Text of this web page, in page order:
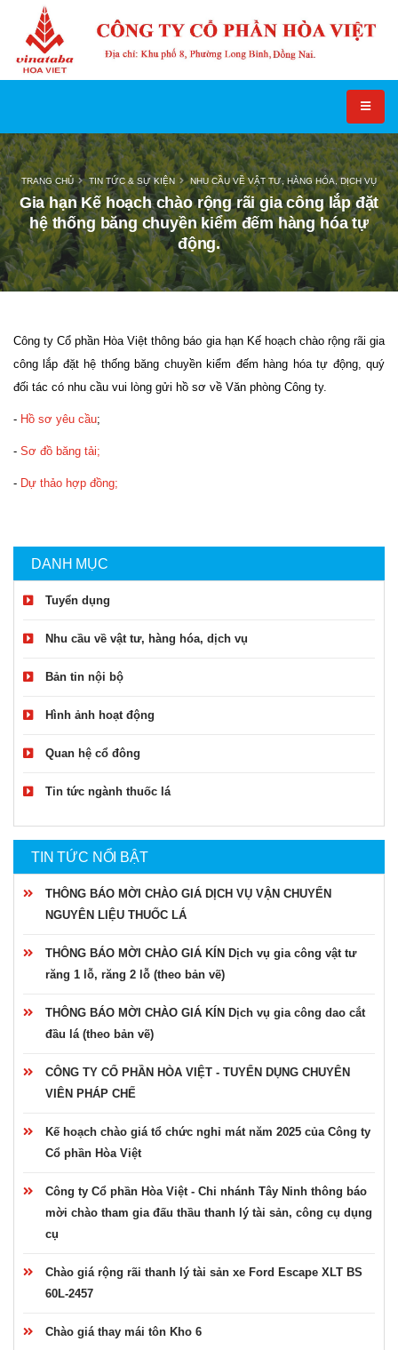
Gia hạn Kế hoạch chào rộng rãi gia công lắp đặt
hệ thống băng chuyền kiểm đếm hàng hóa tự
động.
TRANG CHỦ TIN TỨC & SỰ KIỆN NHU CẦU VỀ VẬT TƯ, HÀNG HÓA, DỊCH VỤ
DANH MỤC
Tuyển dụng
Nhu cầu về vật tư, hàng hóa, dịch vụ
Bản tin nội bộ
Hình ảnh hoạt động
Quan hệ cổ đông
Tin tức ngành thuốc lá
TIN TỨC NỔI BẬT
THÔNG BÁO MỜI CHÀO GIÁ DỊCH VỤ VẬN CHUYỂN
NGUYÊN LIỆU THUỐC LÁ
THÔNG BÁO MỜI CHÀO GIÁ KÍN Dịch vụ gia công vật tư
răng 1 lỗ, răng 2 lỗ (theo bản vẽ)
THÔNG BÁO MỜI CHÀO GIÁ KÍN Dịch vụ gia công dao cắt
đầu lá (theo bản vẽ)
CÔNG TY CỔ PHẦN HÒA VIỆT - TUYỂN DỤNG CHUYÊN
VIÊN PHÁP CHẾ
Kế hoạch chào giá tổ chức nghỉ mát năm 2025 của Công ty
Cổ phần Hòa Việt
Công ty Cổ phần Hòa Việt - Chi nhánh Tây Ninh thông báo
mời chào tham gia đấu thầu thanh lý tài sản, công cụ dụng
cụ
Chào giá rộng rãi thanh lý tài sản xe Ford Escape XLT BS
60L-2457
Chào giá thay mái tôn Kho 6
Công ty Cổ phần Hòa Việt thông báo gia hạn Kế hoạch chào rộng rãi gia
công lắp đặt hệ thống băng chuyền kiểm đếm hàng hóa tự động, quý
đối tác có nhu cầu vui lòng gửi hồ sơ về Văn phòng Công ty.
- Hồ sơ yêu cầu;
- Sơ đồ băng tải;
- Dự thảo hợp đồng;